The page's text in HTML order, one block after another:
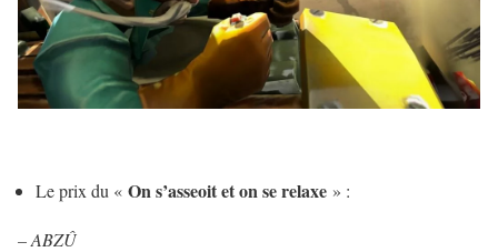
Le prix du « On s’asseoit et on se relaxe » :
– ABZÛ